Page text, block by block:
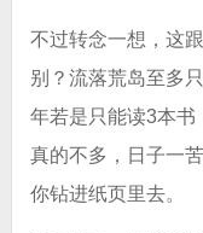
不过转念一想，这
别？流落荒岛至多
年若是只能读3本书
真的不多，日子一
你钻进纸页里去。